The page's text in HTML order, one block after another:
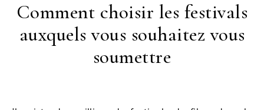
Comment choisir les festivals
auxquels vous souhaitez vous
soumettre